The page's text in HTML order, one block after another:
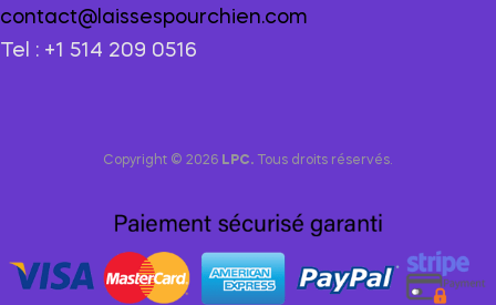
contact@laissespourchien.com
Tel : +1 514 209 0516
Copyright © 2026 LPC. Tous droits réservés.